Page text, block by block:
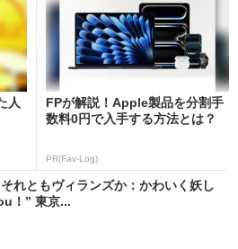
人
FPが解説！Apple製品を分割手
数料0円で入手する方法とは？
PR(Fav-Log)
れともヴィランズか：かわいく妖し
！” 東京...